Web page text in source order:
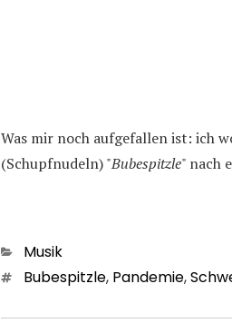
Was mir noch aufgefallen ist: ich
(Schupfnudeln) "Bubespitzle" nach
Kategorien
Musik
Schlagwörter
Bubespitzle, Pandemie,